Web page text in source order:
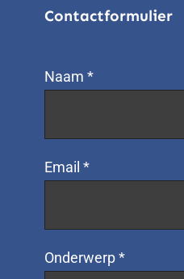
Contactformulier
Naam *
Email *
Onderwerp *